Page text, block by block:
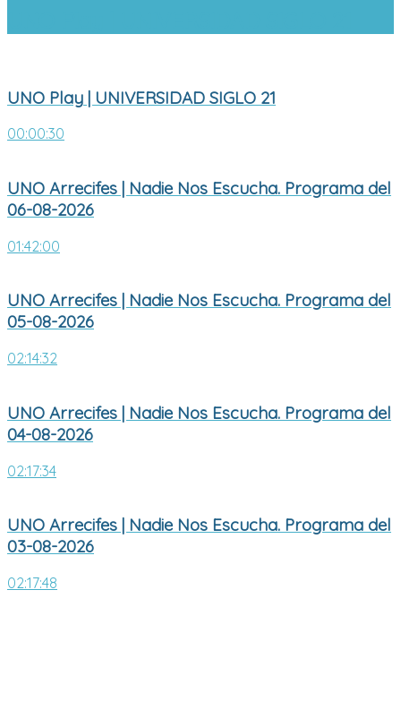
UNO Play | UNIVERSIDAD SIGLO 21
00:00:30
UNO Arrecifes | Nadie Nos Escucha. Programa del
06-08-2026
01:42:00
UNO Arrecifes | Nadie Nos Escucha. Programa del
05-08-2026
02:14:32
UNO Arrecifes | Nadie Nos Escucha. Programa del
04-08-2026
02:17:34
UNO Arrecifes | Nadie Nos Escucha. Programa del
03-08-2026
02:17:48